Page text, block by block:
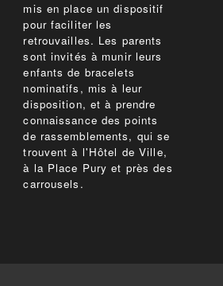
mis en place un dispositif
pour faciliter les
retrouvailles. Les parents
sont invités à munir leurs
enfants de bracelets
nominatifs, mis à leur
disposition, et à prendre
connaissance des points
de rassemblements, qui se
trouvent à l'Hôtel de Ville,
à la Place Pury et près des
carrousels.